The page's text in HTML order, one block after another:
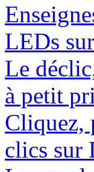
LEDs
Le
à petit
Cliquez,
clics sur